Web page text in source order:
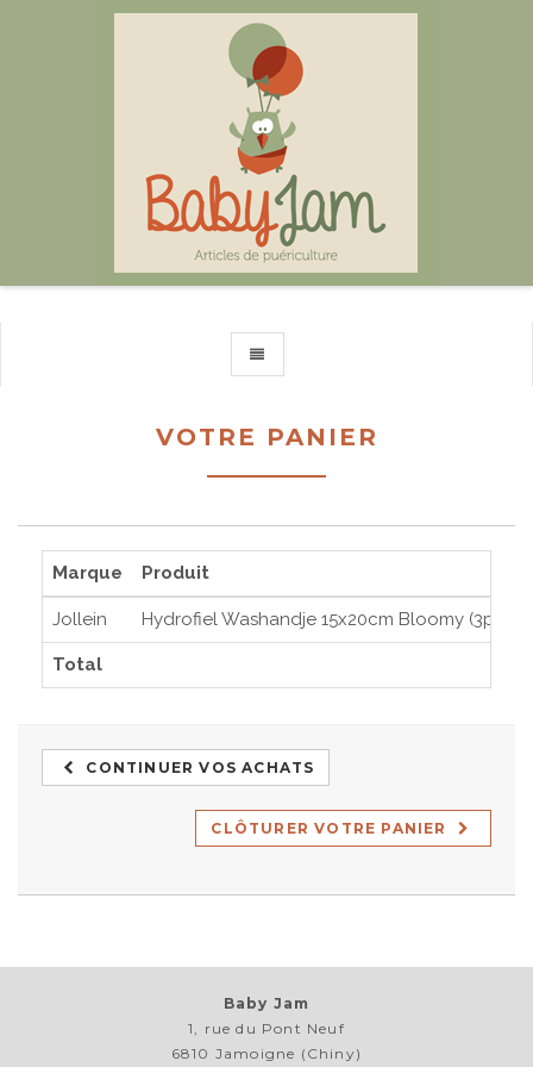
VOTRE PANIER
Marque Produit
Jollein Hydrofiel Washandje 15x20cm Bloomy (3pack)
Total
CONTINUER VOS ACHATS
CLÔTURER VOTRE PANIER
Baby Jam
1, rue du Pont Neuf
6810 Jamoigne (Chiny)